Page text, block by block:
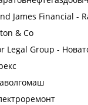
James Financial -
& Co
Legal Group -